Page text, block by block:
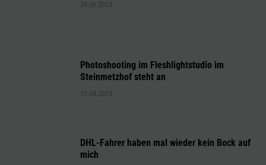
24.06.2023
Photoshooting im Fleshlightstudio im
Steinmetzhof steht an
15.04.2013
DHL-Fahrer haben mal wieder kein Bock auf
mich